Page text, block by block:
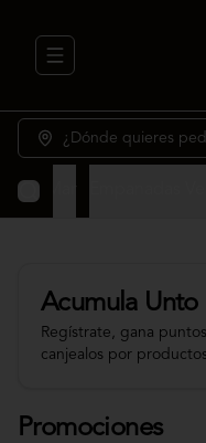
Abrir menu de
¿Dónde quieres
y Mar
Acumula Unto
Regístrate, gana
canjealos por
Promociones